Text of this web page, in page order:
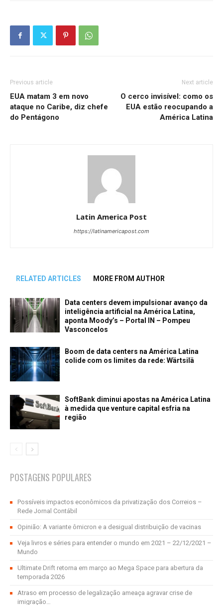
Previous article
EUA matam 3 em novo
ataque no Caribe, diz chefe
do Pentágono
Next article
O cerco invisível: como os
EUA estão reocupando a
América Latina
Latin America Post
https://latinamericapost.com
RELATED ARTICLES MORE FROM AUTHOR
Data centers devem impulsionar avanço da
inteligência artificial na América Latina,
aponta Moody’s – Portal IN – Pompeu
Vasconcelos
Boom de data centers na América Latina
colide com os limites da rede: Wärtsilä
SoftBank diminui apostas na América Latina
à medida que venture capital esfria na
região
POSTAGENS POPULARES
Possíveis impactos econômicos da privatização dos Correios –
Rede Jornal Contábil
Opinião: A variante ômicron e a desigual distribuição de vacinas
Veja livros e séries para entender o mundo em 2021 – 22/12/2021 –
Mundo
Ultimate Drift retorna em março ao Mega Space para abertura da
temporada 2026
Atraso em processo de legalização ameaça agravar crise de
imigração…